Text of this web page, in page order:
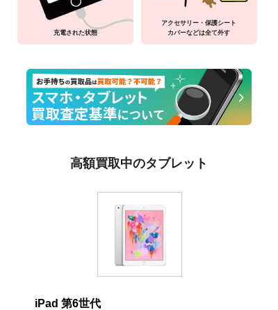
充電された状態
アクセサリー・保護シート
カバーなどは全て外す
高額買取中のタブレット
iPad 第6世代